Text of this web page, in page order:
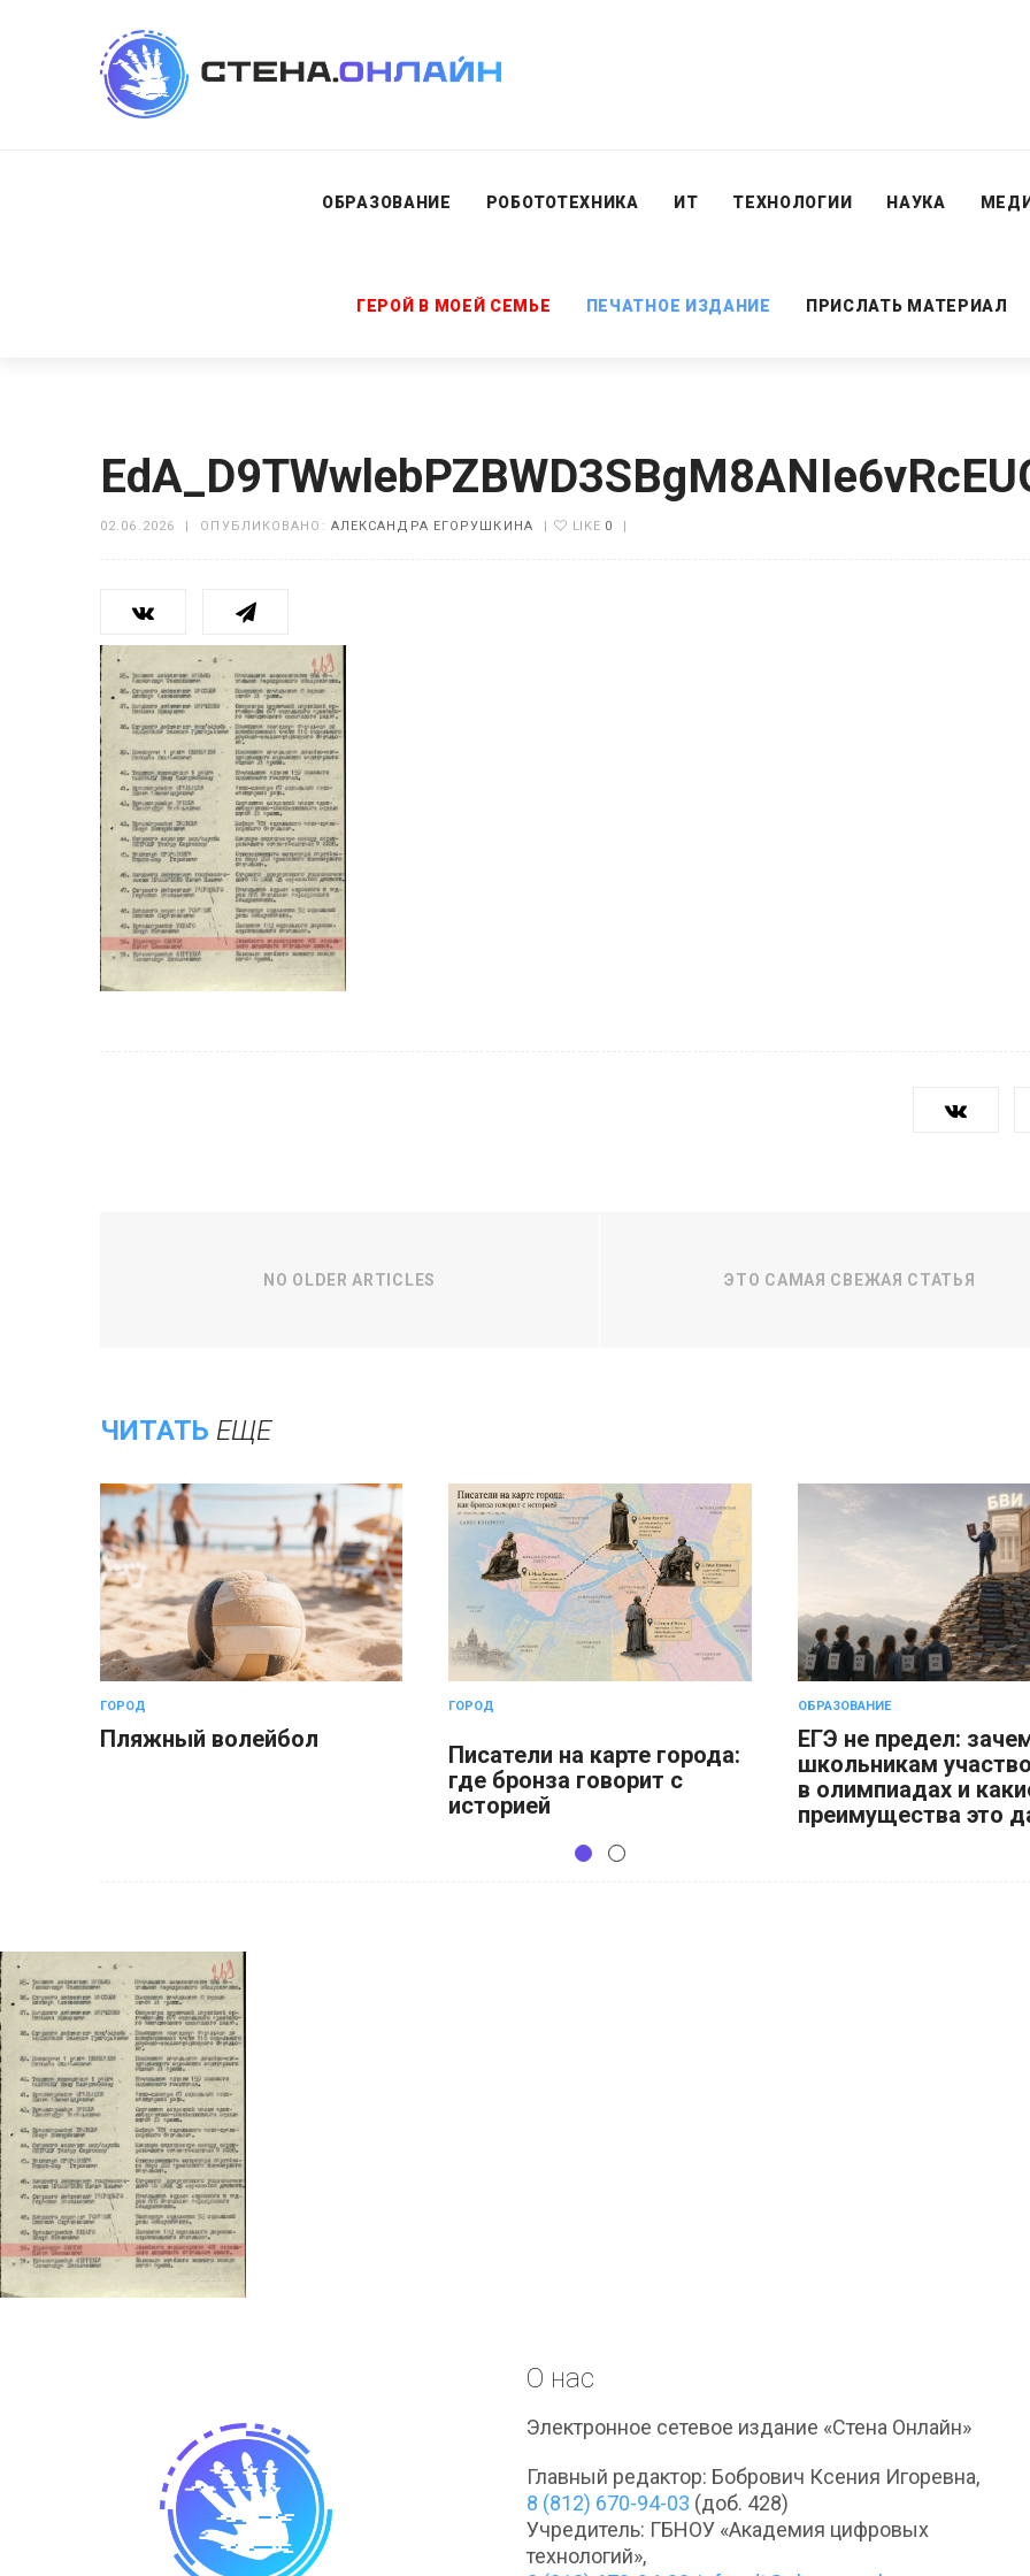
ОБРАЗОВАНИЕ РОБОТОТЕХНИКА ИТ ТЕХНОЛОГИИ НАУКА
ГЕРОЙ В МОЕЙ СЕМЬЕ ПЕЧАТНОЕ ИЗДАНИЕ ПРИСЛАТЬ МАТЕРИАЛ
02.06.2026 ОПУБЛИКОВАНО: АЛЕКСАНДРА ЕГОРУШКИНА LIKE 0
NO OLDER ARTICLES ЭТО САМАЯ СВЕЖАЯ СТАТЬЯ
ЧИТАТЬ ЕЩЕ
ГОРОД
Пляжный волейбол
ГОРОД
Писатели на карте города:
где бронза говорит с
историей
ОБРАЗОВАНИЕ
ЕГЭ не предел:
школьникам
в олимпиадах и
преимущества это
О нас
Электронное сетевое издание «Стена Онлайн»
Главный редактор: Бобрович Ксения Игоревна,
8 (812) 670-94-03 (доб. 428)
Учредитель: ГБНОУ «Академия цифровых
технологий»,